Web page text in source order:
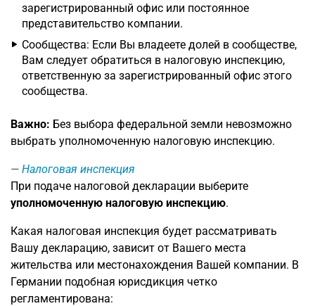
зарегистрированный офис или постоянное
представительство компании.
Сообщества: Если Вы владеете долей в сообществе,
Вам следует обратиться в налоговую инспекцию,
ответственную за зарегистрированный офис этого
сообщества.
Важно: Без выбора федеральной земли невозможно
выбрать уполномоченную налоговую инспекцию.
Налоговая инспекция
При подаче налоговой декларации выберите
уполномоченную налоговую инспекцию.
Какая налоговая инспекция будет рассматривать
Вашу декларацию, зависит от Вашего места
жительства или местонахождения Вашей компании. В
Германии подобная юрисдикция четко
регламентирована: